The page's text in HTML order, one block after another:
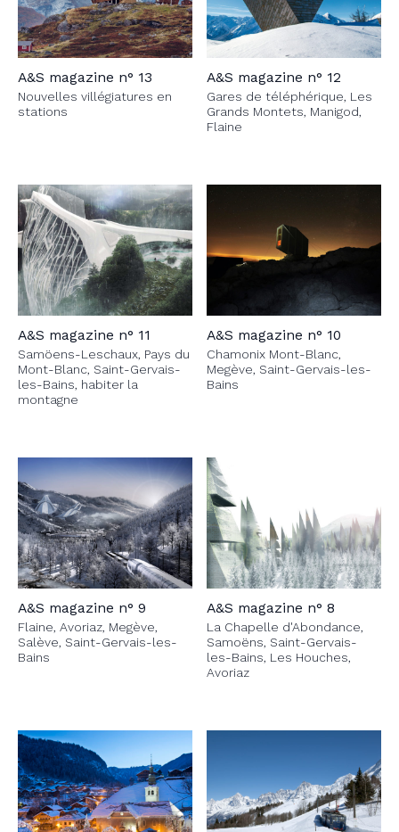
A&S magazine n° 13
Nouvelles villégiatures en
stations
A&S magazine n° 12
Gares de téléphérique, Les
Grands Montets, Manigod,
Flaine
A&S magazine n° 11
Samöens-Leschaux, Pays du
Mont-Blanc, Saint-Gervais-
les-Bains, habiter la
montagne
A&S magazine n° 10
Chamonix Mont-Blanc,
Megève, Saint-Gervais-les-
Bains
A&S magazine n° 9
Flaine, Avoriaz, Megève,
Salève, Saint-Gervais-les-
Bains
A&S magazine n° 8
La Chapelle d'Abondance,
Samoëns, Saint-Gervais-
les-Bains, Les Houches,
Avoriaz